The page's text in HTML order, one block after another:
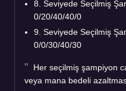
8. Seviyede Seçilmiş
0/20/40/40/0
9. Seviyede Seçilmiş
0/0/30/40/30
Her seçilmiş şampiyon
veya mana bedeli